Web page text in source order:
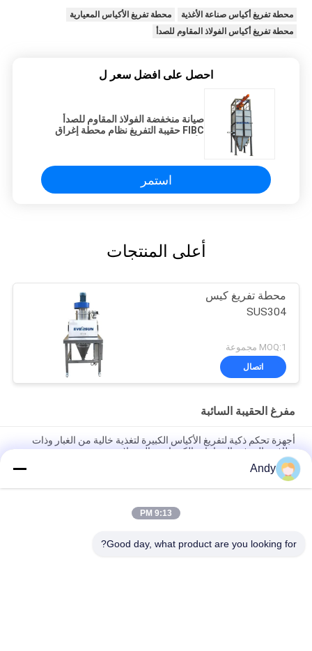
محطة تفريغ أكياس صناعة الأغذية
محطة تفريغ الأكياس المعيارية
محطة تفريغ أكياس الفولاذ المقاوم للصدأ
احصل على افضل سعر ل
صيانة منخفضة الفولاذ المقاوم للصدأ
FIBC حقيبة التفريغ نظام محطة إغراق
استمر
أعلى المنتجات
محطة تفريغ كيس
SUS304
MOQ:1 مجموعة
اتصال
مفرغ الحقيبة السائبة
أجهزة تحكم ذكية لتفريغ الأكياس الكبيرة لتغذية خالية من الغبار وذات
نظافة عالية في الصناعات الكيميائية والصيدلانية
بيئة تشغيل نظيفة وخالية من الغبار، أداة تفريغ أكياس كبيرة متخصصة
للغاية لمناولة المواد
أجهزة تفريغ الأكياس الكبيرة التي تضم محطة تغذية خالية من الغبار
Andy
9:13 PM
Good day, what product are you looking for?